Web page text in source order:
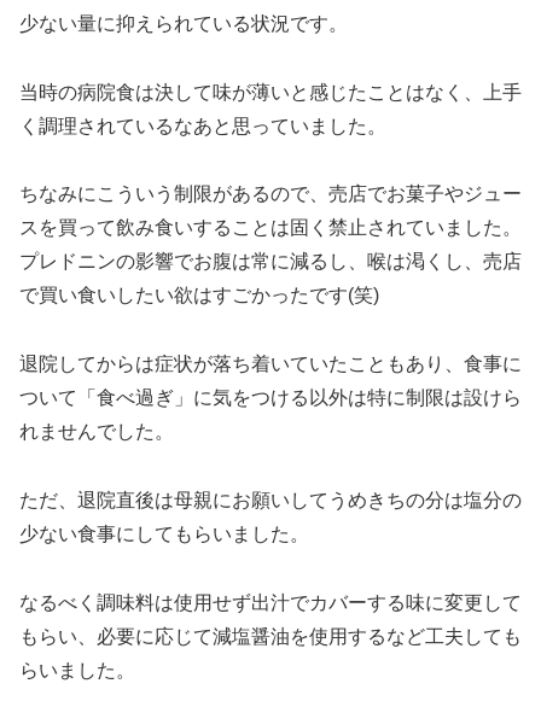
少ない量に抑えられている状況です。
当時の病院食は決して味が薄いと感じたことはなく、上手
く調理されているなあと思っていました。
ちなみにこういう制限があるので、売店でお菓子やジュー
スを買って飲み食いすることは固く禁止されていました。
プレドニンの影響でお腹は常に減るし、喉は渇くし、売店
で買い食いしたい欲はすごかったです(笑)
退院してからは症状が落ち着いていたこともあり、食事に
ついて「食べ過ぎ」に気をつける以外は特に制限は設けら
れませんでした。
ただ、退院直後は母親にお願いしてうめきちの分は塩分の
少ない食事にしてもらいました。
なるべく調味料は使用せず出汁でカバーする味に変更して
もらい、必要に応じて減塩醤油を使用するなど工夫しても
らいました。